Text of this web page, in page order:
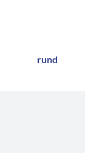
rund